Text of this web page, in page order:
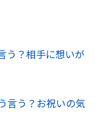
う？相手に想いが
言う？お祝いの気